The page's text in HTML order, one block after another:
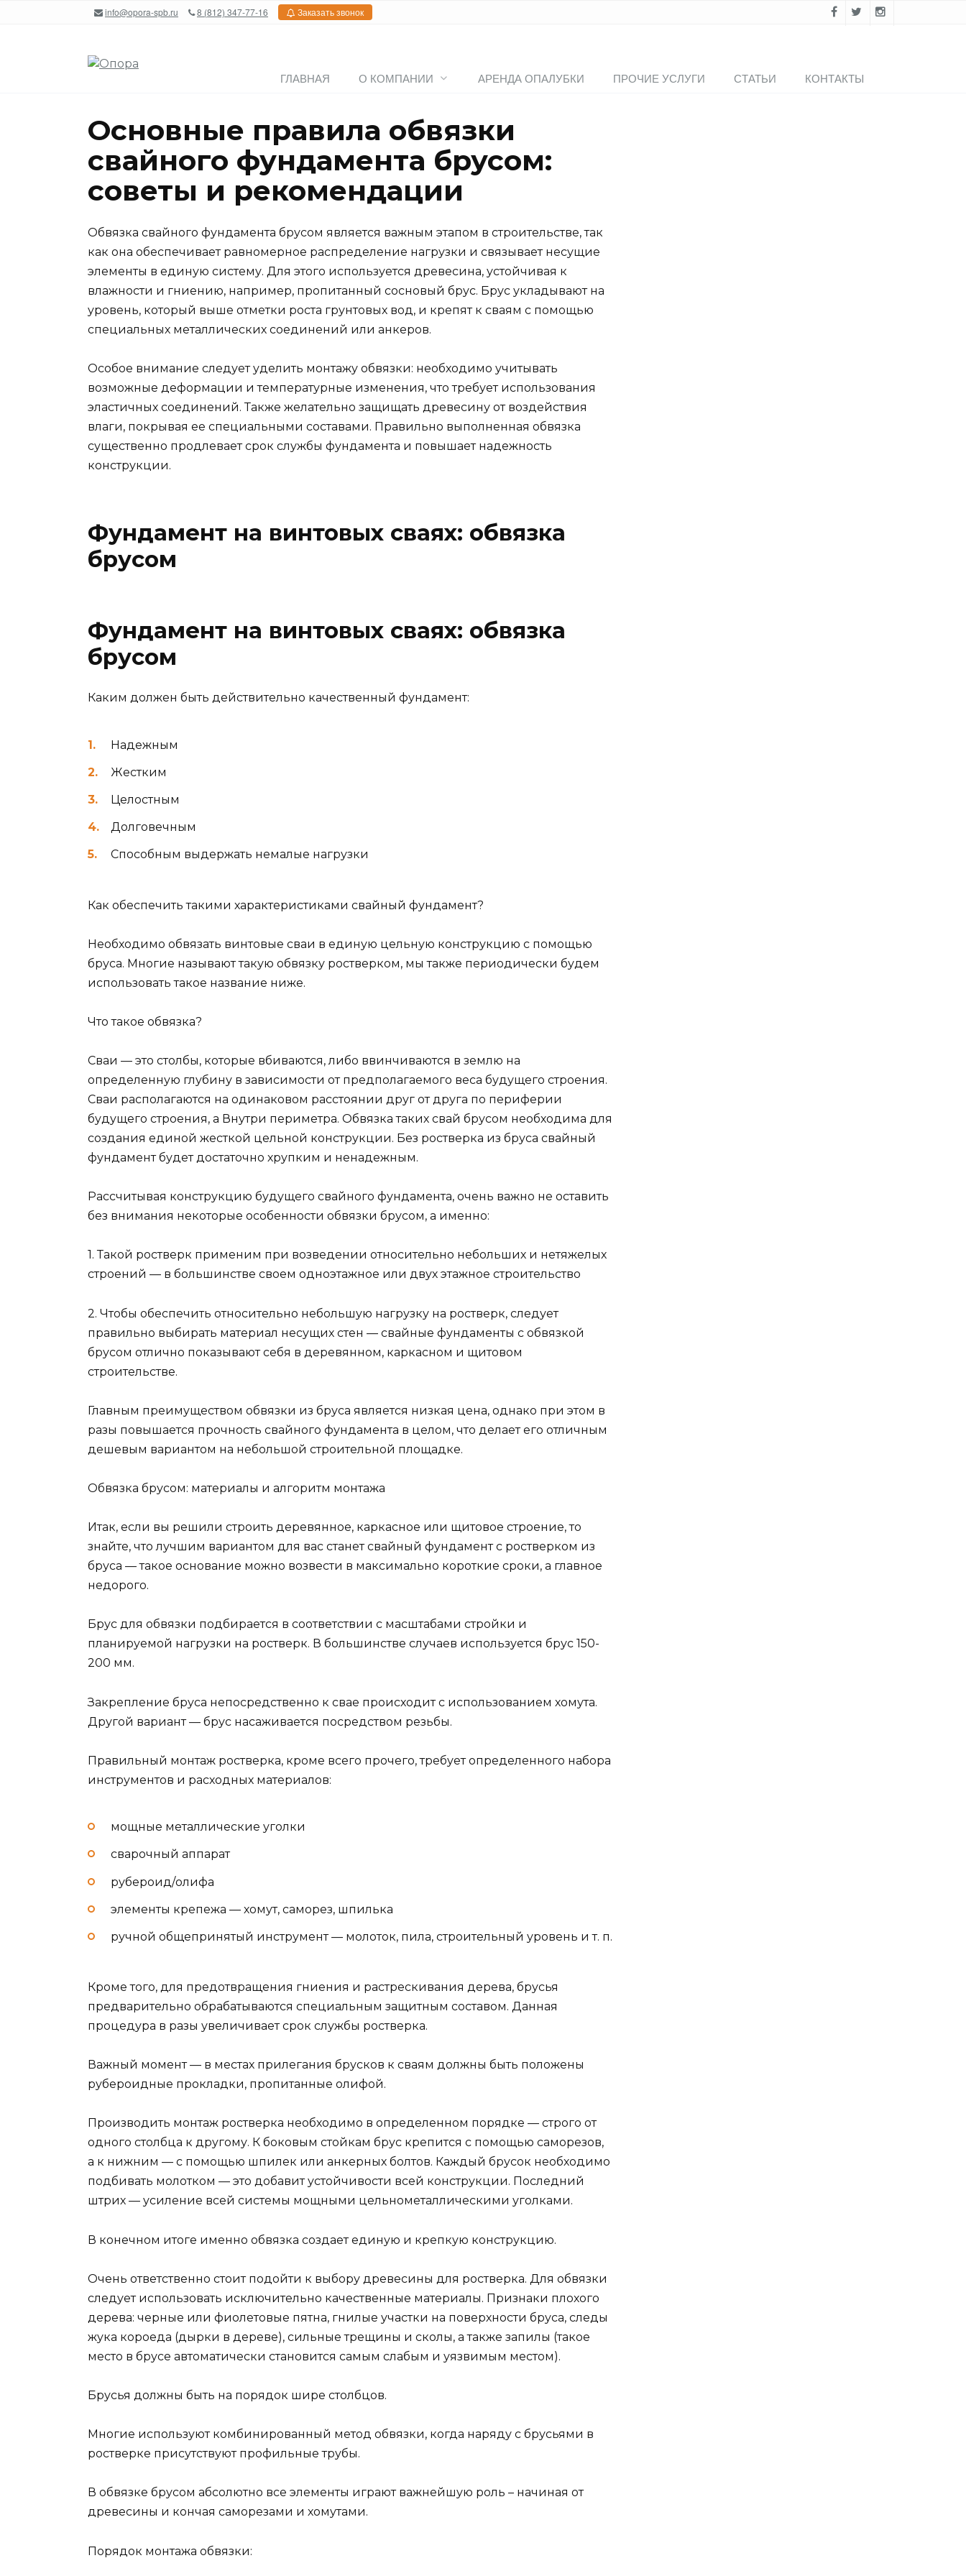
info@opora-spb.ru 8 (812) 347-77-16 Заказать звонок
ГЛАВНАЯ О КОМПАНИИ АРЕНДА ОПАЛУБКИ ПРОЧИЕ УСЛУГИ СТАТЬИ КОНТАКТЫ
Основные правила обвязки
свайного фундамента брусом:
советы и рекомендации
Обвязка свайного фундамента брусом является важным этапом в строительстве, так
как она обеспечивает равномерное распределение нагрузки и связывает несущие
элементы в единую систему. Для этого используется древесина, устойчивая к
влажности и гниению, например, пропитанный сосновый брус. Брус укладывают на
уровень, который выше отметки роста грунтовых вод, и крепят к сваям с помощью
специальных металлических соединений или анкеров.
Особое внимание следует уделить монтажу обвязки: необходимо учитывать
возможные деформации и температурные изменения, что требует использования
эластичных соединений. Также желательно защищать древесину от воздействия
влаги, покрывая ее специальными составами. Правильно выполненная обвязка
существенно продлевает срок службы фундамента и повышает надежность
конструкции.
Фундамент на винтовых сваях: обвязка
брусом
Фундамент на винтовых сваях: обвязка
брусом
Каким должен быть действительно качественный фундамент:
Надежным
Жестким
Целостным
Долговечным
Способным выдержать немалые нагрузки
Как обеспечить такими характеристиками свайный фундамент?
Необходимо обвязать винтовые сваи в единую цельную конструкцию с помощью
бруса. Многие называют такую обвязку ростверком, мы также периодически будем
использовать такое название ниже.
Что такое обвязка?
Сваи — это столбы, которые вбиваются, либо ввинчиваются в землю на
определенную глубину в зависимости от предполагаемого веса будущего строения.
Сваи располагаются на одинаковом расстоянии друг от друга по периферии
будущего строения, а Внутри периметра. Обвязка таких свай брусом необходима для
создания единой жесткой цельной конструкции. Без ростверка из бруса свайный
фундамент будет достаточно хрупким и ненадежным.
Рассчитывая конструкцию будущего свайного фундамента, очень важно не оставить
без внимания некоторые особенности обвязки брусом, а именно:
1. Такой ростверк применим при возведении относительно небольших и нетяжелых
строений — в большинстве своем одноэтажное или двух этажное строительство
2. Чтобы обеспечить относительно небольшую нагрузку на ростверк, следует
правильно выбирать материал несущих стен — свайные фундаменты с обвязкой
брусом отлично показывают себя в деревянном, каркасном и щитовом
строительстве.
Главным преимуществом обвязки из бруса является низкая цена, однако при этом в
разы повышается прочность свайного фундамента в целом, что делает его отличным
дешевым вариантом на небольшой строительной площадке.
Обвязка брусом: материалы и алгоритм монтажа
Итак, если вы решили строить деревянное, каркасное или щитовое строение, то
знайте, что лучшим вариантом для вас станет свайный фундамент с ростверком из
бруса — такое основание можно возвести в максимально короткие сроки, а главное
недорого.
Брус для обвязки подбирается в соответствии с масштабами стройки и
планируемой нагрузки на ростверк. В большинстве случаев используется брус 150-
200 мм.
Закрепление бруса непосредственно к свае происходит с использованием хомута.
Другой вариант — брус насаживается посредством резьбы.
Правильный монтаж ростверка, кроме всего прочего, требует определенного набора
инструментов и расходных материалов:
мощные металлические уголки
сварочный аппарат
рубероид/олифа
элементы крепежа — хомут, саморез, шпилька
ручной общепринятый инструмент — молоток, пила, строительный уровень и т. п.
Кроме того, для предотвращения гниения и растрескивания дерева, брусья
предварительно обрабатываются специальным защитным составом. Данная
процедура в разы увеличивает срок службы ростверка.
Важный момент — в местах прилегания брусков к сваям должны быть положены
рубероидные прокладки, пропитанные олифой.
Производить монтаж ростверка необходимо в определенном порядке — строго от
одного столбца к другому. К боковым стойкам брус крепится с помощью саморезов,
а к нижним — с помощью шпилек или анкерных болтов. Каждый брусок необходимо
подбивать молотком — это добавит устойчивости всей конструкции. Последний
штрих — усиление всей системы мощными цельнометаллическими уголками.
В конечном итоге именно обвязка создает единую и крепкую конструкцию.
Очень ответственно стоит подойти к выбору древесины для ростверка. Для обвязки
следует использовать исключительно качественные материалы. Признаки плохого
дерева: черные или фиолетовые пятна, гнилые участки на поверхности бруса, следы
жука короеда (дырки в дереве), сильные трещины и сколы, а также запилы (такое
место в брусе автоматически становится самым слабым и уязвимым местом).
Брусья должны быть на порядок шире столбцов.
Многие используют комбинированный метод обвязки, когда наряду с брусьями в
ростверке присутствуют профильные трубы.
В обвязке брусом абсолютно все элементы играют важнейшую роль – начиная от
древесины и кончая саморезами и хомутами.
Порядок монтажа обвязки: